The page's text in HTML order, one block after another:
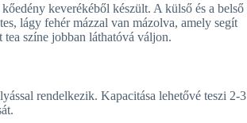
keverékéből készült. A külső és a belső
lágy fehér mázzal van mázolva, amely segít
tea színe jobban láthatóvá váljon.
rendelkezik. Kapacitása lehetővé teszi 2-3